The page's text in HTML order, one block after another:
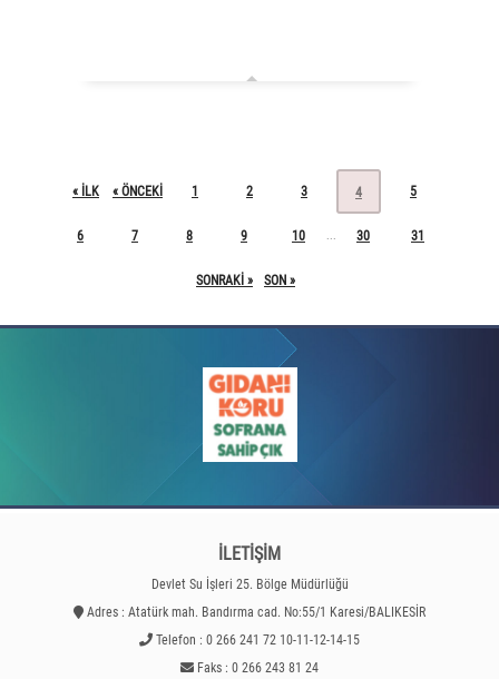
« ILK « ÖNCEKI 1 2 3 4 5
6 7 8 9 10 30 31
SONRAKI » SON »
İLETİŞİM
Devlet Su İşleri 25. Bölge Müdürlüğü
Adres : Atatürk mah. Bandırma cad. No:55/1 Karesi/BALIKESİR
Telefon : 0 266 241 72 10-11-12-14-15
Faks : 0 266 243 81 24